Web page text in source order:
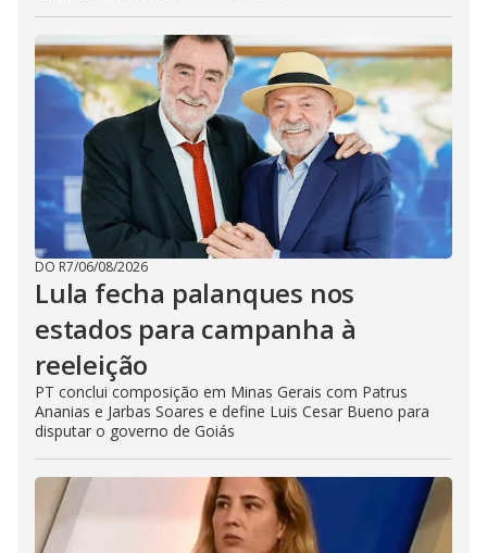
DO R7/06/08/2026
Lula fecha palanques nos
estados para campanha à
reeleição
PT conclui composição em Minas Gerais com Patrus
Ananias e Jarbas Soares e define Luis Cesar Bueno para
disputar o governo de Goiás